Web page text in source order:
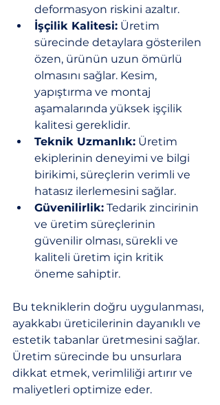
deformasyon riskini azaltır.
İşçilik Kalitesi: Üretim
sürecinde detaylara gösterilen
özen, ürünün uzun ömürlü
olmasını sağlar. Kesim,
yapıştırma ve montaj
aşamalarında yüksek işçilik
kalitesi gereklidir.
Teknik Uzmanlık: Üretim
ekiplerinin deneyimi ve bilgi
birikimi, süreçlerin verimli ve
hatasız ilerlemesini sağlar.
Güvenilirlik: Tedarik zincirinin
ve üretim süreçlerinin
güvenilir olması, sürekli ve
kaliteli üretim için kritik
öneme sahiptir.
Bu tekniklerin doğru uygulanması,
ayakkabı üreticilerinin dayanıklı ve
estetik tabanlar üretmesini sağlar.
Üretim sürecinde bu unsurlara
dikkat etmek, verimliliği artırır ve
maliyetleri optimize eder.